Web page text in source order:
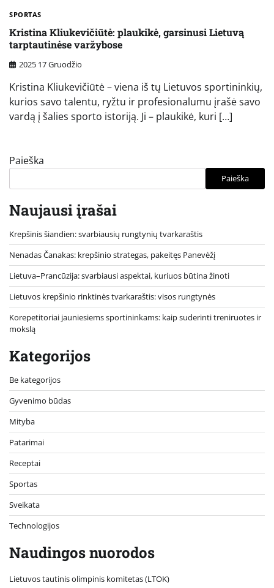
SPORTAS
Kristina Kliukevičiūtė: plaukikė, garsinusi Lietuvą
tarptautinėse varžybose
2025 17 Gruodžio
Kristina Kliukevičiūtė – viena iš tų Lietuvos sportininkių,
kurios savo talentu, ryžtu ir profesionalumu įrašė savo
vardą į šalies sporto istoriją. Ji – plaukikė, kuri […]
Paieška
Paieška
Naujausi įrašai
Krepšinis šiandien: svarbiausių rungtynių tvarkaraštis
Nenadas Čanakas: krepšinio strategas, pakeitęs Panevėžį
Lietuva–Prancūzija: svarbiausi aspektai, kuriuos būtina žinoti
Lietuvos krepšinio rinktinės tvarkaraštis: visos rungtynės
Korepetitoriai jauniesiems sportininkams: kaip suderinti treniruotes ir
mokslą
Kategorijos
Be kategorijos
Gyvenimo būdas
Mityba
Patarimai
Receptai
Sportas
Sveikata
Technologijos
Naudingos nuorodos
Lietuvos tautinis olimpinis komitetas (LTOK)